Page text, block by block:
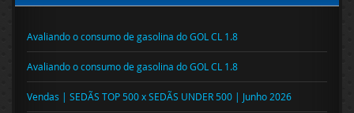
Avaliando o consumo de gasolina do GOL CL 1.8
Avaliando o consumo de gasolina do GOL CL 1.8
Vendas | SEDÃS TOP 500 x SEDÃS UNDER 500 | Junho 2026